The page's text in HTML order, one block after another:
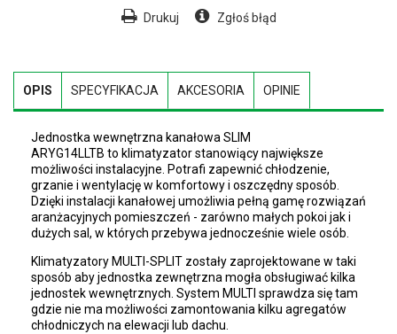
Drukuj Zgłoś błąd
OPIS SPECYFIKACJA AKCESORIA OPINIE
Jednostka wewnętrzna kanałowa SLIM
ARYG14LLTB to klimatyzator stanowiący największe
możliwości instalacyjne. Potrafi zapewnić chłodzenie,
grzanie i wentylację w komfortowy i oszczędny sposób.
Dzięki instalacji kanałowej umożliwia pełną gamę rozwiązań
aranżacyjnych pomieszczeń - zarówno małych pokoi jak i
dużych sal, w których przebywa jednocześnie wiele osób.
Klimatyzatory MULTI-SPLIT zostały zaprojektowane w taki
sposób aby jednostka zewnętrzna mogła obsługiwać kilka
jednostek wewnętrznych. System MULTI sprawdza się tam
gdzie nie ma możliwości zamontowania kilku agregatów
chłodniczych na elewacji lub dachu.